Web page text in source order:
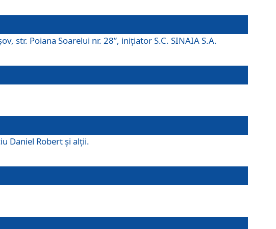
str. Poiana Soarelui nr. 28”, iniţiator S.C. SINAIA S.A.
Daniel Robert şi alţii.